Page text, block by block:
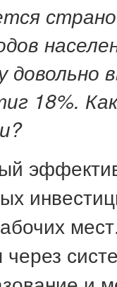
18%.